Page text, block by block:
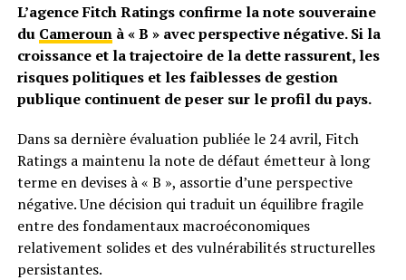
L’agence Fitch Ratings confirme la note souveraine
du Camerounà « B » avec perspective négative. Si la
croissance et la trajectoire de la dette rassurent, les
risques politiques et les faiblesses de gestion
publique continuent de peser sur le profil du pays.
Dans sa dernière évaluation publiée le 24 avril, Fitch
Ratings a maintenu la note de défaut émetteur à long
terme en devises à « B », assortie d’une perspective
négative. Une décision qui traduit un équilibre fragile
entre des fondamentaux macroéconomiques
relativement solides et des vulnérabilités structurelles
persistantes.